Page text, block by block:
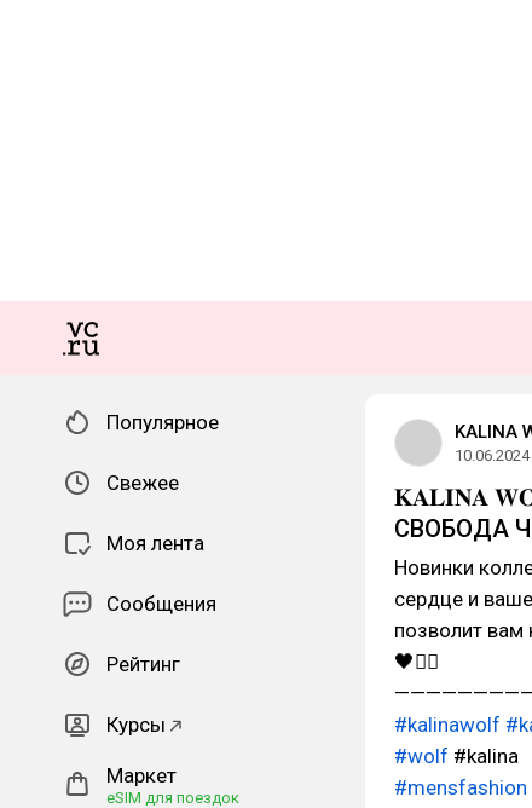
Популярное
Свежее
Моя лента
Сообщения
Рейтинг
Курсы
Маркет
eSIM для поездок
KALINA
10.06.2024
𝐊𝐀𝐋𝐈𝐍𝐀
СВОБОДА
Новинки
сердце и
позволит
🖤✍🏼
#kalinawolf
#wolf #kalina
#mensfashion